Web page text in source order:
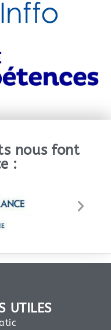
nous font
:
UTILES